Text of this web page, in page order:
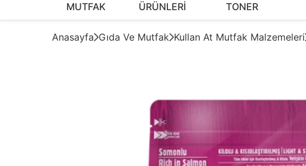
MUTFAK
ÜRÜNLERİ
TONER
Anasayfa Gıda Ve Mutfak Kullan At Mutfak Malzemeleri